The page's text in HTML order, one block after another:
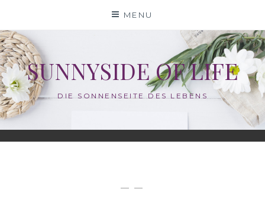
content
MENU
SUNNYSIDE OF LIFE
DIE SONNENSEITE DES LEBENS
— —